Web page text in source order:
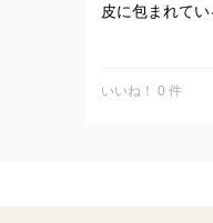
皮に包まれて
にんにくを丸
揚げ上がりの
いいね！ 0 件